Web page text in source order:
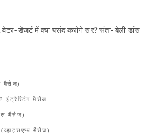
डेजर्ट में क्या पसंद करोगे सर? संता- बेली डांस
मैसेज)
इंट्रेस्टिंग मैसेज
मैसेज)
मैसेज)